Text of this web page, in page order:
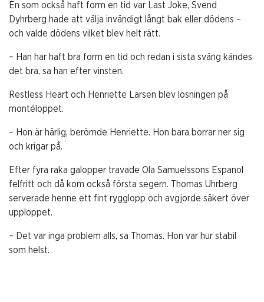
En som också haft form en tid var Last Joke, Svend
Dyhrberg hade att välja invändigt långt bak eller dödens –
och valde dödens vilket blev helt rätt.
– Han har haft bra form en tid och redan i sista sväng kändes
det bra, sa han efter vinsten.
Restless Heart och Henriette Larsen blev lösningen på
montéloppet.
– Hon är härlig, berömde Henriette. Hon bara borrar ner sig
och krigar på.
Efter fyra raka galopper travade Ola Samuelssons Espanol
felfritt och då kom också första segern. Thomas Uhrberg
serverade henne ett fint rygglopp och avgjorde säkert över
upploppet.
– Det var inga problem alls, sa Thomas. Hon var hur stabil
som helst.